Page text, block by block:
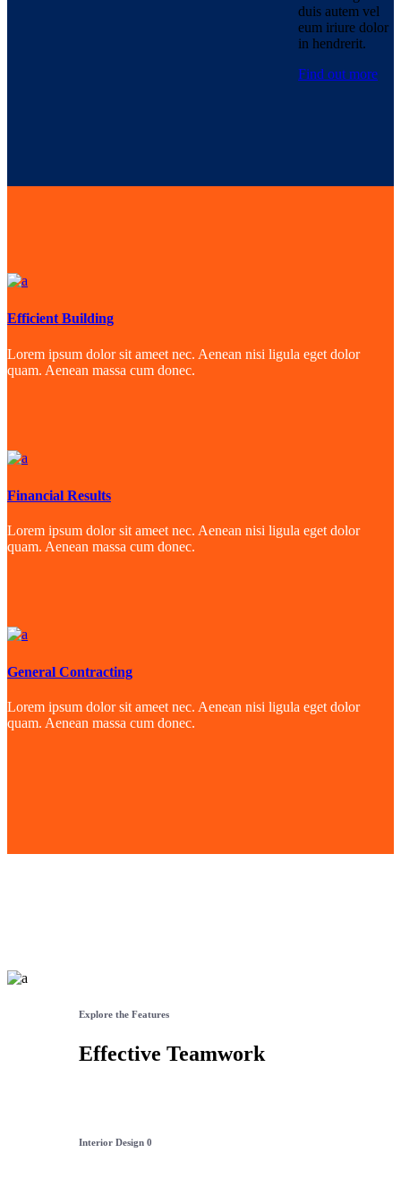
duis autem vel
eum iriure dolor
in hendrerit.
Find out more
Efficient Building
Lorem ipsum dolor sit ameet nec. Aenean nisi ligula eget dolor
quam. Aenean massa cum donec.
Financial Results
Lorem ipsum dolor sit ameet nec. Aenean nisi ligula eget dolor
quam. Aenean massa cum donec.
General Contracting
Lorem ipsum dolor sit ameet nec. Aenean nisi ligula eget dolor
quam. Aenean massa cum donec.
Explore the Features
Effective Teamwork
Interior Design 0